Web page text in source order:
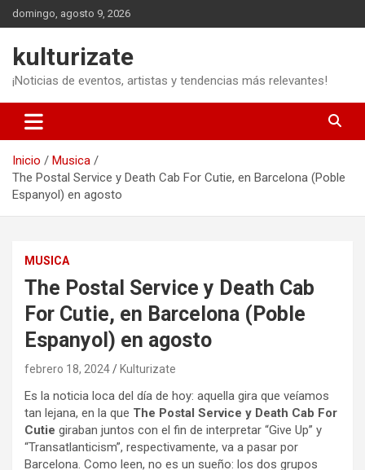
Saltar
al
domingo, agosto 9, 2026
kulturizate
¡Noticias de eventos, artistas y tendencias más relevantes!
Inicio
Musica
The Postal Service y Death Cab For Cutie, en Barcelona (Poble
Espanyol) en agosto
MUSICA
The Postal Service y Death Cab
For Cutie, en Barcelona (Poble
Espanyol) en agosto
febrero 18, 2024 Kulturizate
Es la noticia loca del día de hoy: aquella gira que veíamos
tan lejana, en la que The Postal Service y Death Cab For
Cutie giraban juntos con el fin de interpretar “Give Up” y
“Transatlanticism”, respectivamente, va a pasar por
Barcelona. Como leen, no es un sueño: los dos grupos